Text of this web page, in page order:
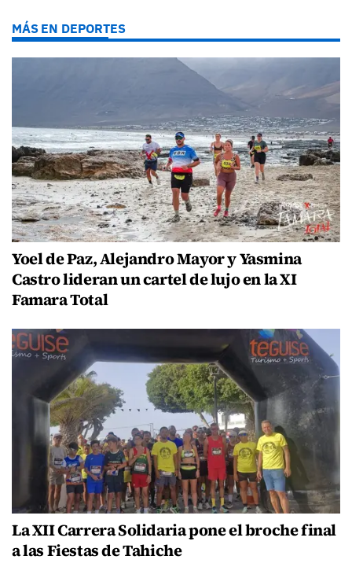
MÁS EN DEPORTES
Yoel de Paz, Alejandro Mayor y Yasmina
Castro lideran un cartel de lujo en la XI
Famara Total
La XII Carrera Solidaria pone el broche final
a las Fiestas de Tahiche